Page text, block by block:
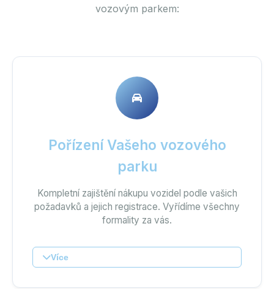
vozovým parkem:
Pořízení Vašeho vozového
parku
Kompletní zajištění nákupu vozidel podle vašich
požadavků a jejich registrace. Vyřídíme všechny
formality za vás.
Více